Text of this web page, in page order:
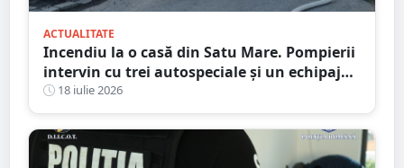
ACTUALITATE
Incendiu la o casă din Satu Mare. Pompierii
intervin cu trei autospeciale și un echipaj
SMURD
18 iulie 2026